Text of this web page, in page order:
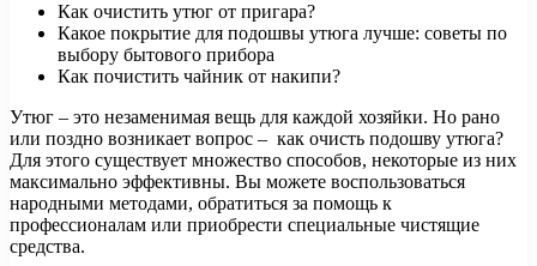
Как очистить утюг от пригара?
Какое покрытие для подошвы утюга лучше: советы по
выбору бытового прибора
Как почистить чайник от накипи?
Утюг – это незаменимая вещь для каждой хозяйки. Но рано
или поздно возникает вопрос – как очисть подошву утюга?
Для этого существует множество способов, некоторые из них
максимально эффективны. Вы можете воспользоваться
народными методами, обратиться за помощь к
профессионалам или приобрести специальные чистящие
средства.